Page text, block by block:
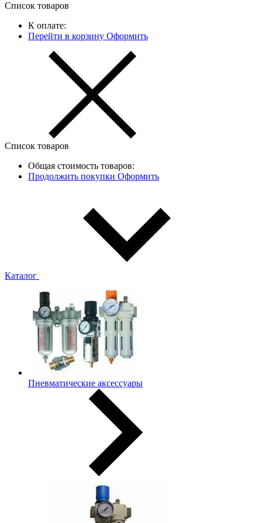
Список товаров
К оплате:
Перейти в корзину Оформить
Список товаров
Общая стоимость товаров:
Продолжить покупки Оформить
Каталог
Пневматические аксессуары